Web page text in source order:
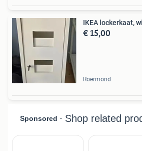
IKEA lockerkaat,
€ 15,00
Roermond